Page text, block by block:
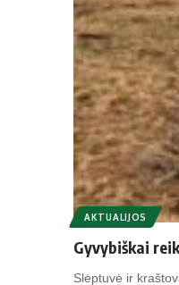
AKTUALIJOS
Gyvybiškai
Slėptuvė ir